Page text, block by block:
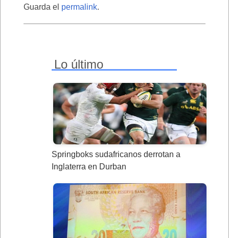
Guarda el permalink.
Lo último
Springboks sudafricanos derrotan a
Inglaterra en Durban